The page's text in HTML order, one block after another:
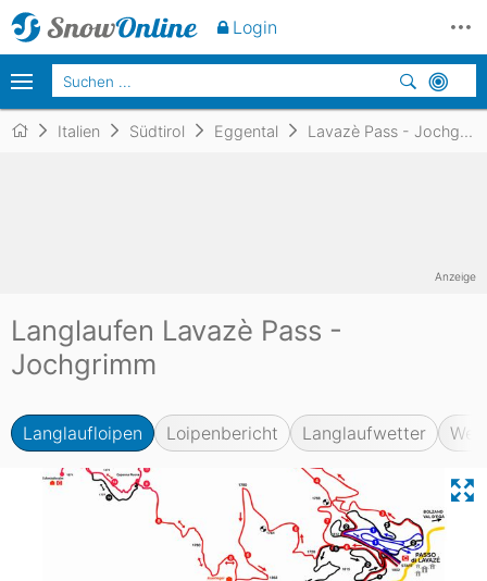
Italien Südtirol Eggental Lavazè Pass - Jochgrimm
Langlaufen Lavazè Pass -
Jochgrimm
Langlaufloipen Loipenbericht Langlaufwetter
Anzeige
Login